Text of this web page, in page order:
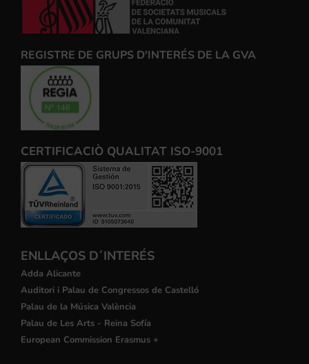
REGISTRE DE GRUPS D'INTERÉS DE LA GVA
CERTIFICACIÒ QUALITAT ISO-9001
ENLLAÇOS D´INTERÉS
Adda Alicante
Auditori i Palau de Congressos de Castelló
Palau de la Música València
Palau de Les Arts - Reina Sofía
European Commission Erasmus +